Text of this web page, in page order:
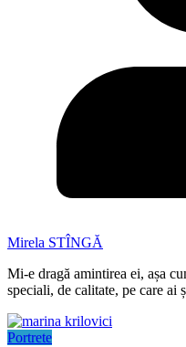
Mirela STÎNGĂ
Mi-e dragă amintirea ei, așa
speciali, de calitate, pe care ai
Portrete